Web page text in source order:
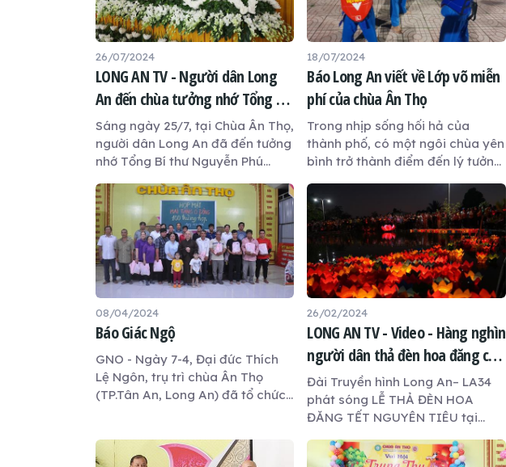
những hoạt động thắp đèn, thả
đèn hoa đăng để cầu tài lộc,
may mắn.
26/07/2024
LONG AN TV - Người dân Long
An đến chùa tưởng nhớ Tổng Bí
thư Nguyễn Phú Trọng
Sáng ngày 25/7, tại Chùa Ân Thọ,
người dân Long An đã đến tưởng
nhớ Tổng Bí thư Nguyễn Phú
18/07/2024
Báo Long An viết về Lớp võ miễn
phí của chùa Ân Thọ
Trong nhịp sống hối hả của
thành phố, có một ngôi chùa yên
bình trở thành điểm đến lý tưởng
khỏe và tìm kiếm sự an lạc trong
tâm hồn. Đó chính là lớp võ miễn
phí được tổ chức tại chùa Ân Thọ
(phường 5, TP.Tân An, tỉnh Long
An), với hơn 100 học viên đầy
nhiệt huyết và tinh thần luyện
võ.
08/04/2024
Báo Giác Ngộ
GNO - Ngày 7-4, Đại đức Thích
Lệ Ngôn, trụ trì chùa Ân Thọ
(TP.Tân An, Long An) đã tổ chức
Đội mai táng 0 đồng.
26/02/2024
LONG AN TV - Video - Hàng nghìn
người dân thả đèn hoa đăng cầu
an dịp Tết Nguyên Tiêu
Đài Truyền hình Long An– LA34
phát sóng LỄ THẢ ĐÈN HOA
ĐĂNG TẾT NGUYÊN TIÊU tại